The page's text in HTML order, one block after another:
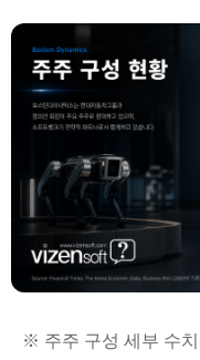
※ 주주 구성 세부 수